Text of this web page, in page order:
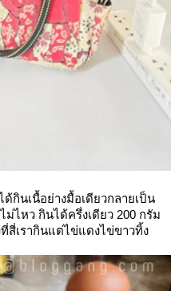
กินเนื้อย่างมื้อเดียวกลายเป็น
ม่ไหว กินได้ครึ่งเดียว 200 กรัม
สี่เรากินแต่ไข่แดงไข่ขาวทิ้ง